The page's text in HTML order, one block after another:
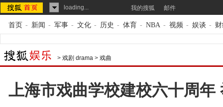
loading... 我的搜狐 邮件
首页 - 新闻 - 军事 - 文化 - 历史 - 体育 - NBA - 视频 - 娱谈 -
> 戏剧 drama > 戏曲
上海市戏曲学校建校六十周年